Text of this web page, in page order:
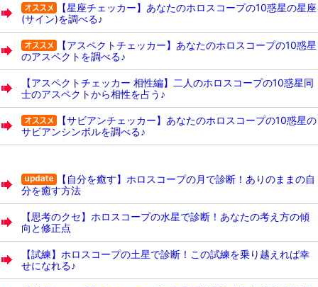
【星座チェッカー】あなたのホロスコープの10惑星の星座
(サイン)を調べる♪
【アスペクトチェッカー】あなたのホロスコープの10惑星
のアスペクトを調べる♪
【アスペクトチェッカー 相性編】二人のホロスコープの10惑星同
士のアスペクトから相性を占う♪
【サビアンチェッカー】あなたのホロスコープの10惑星の
サビアンシンボルを調べる♪
【自分を癒す】ホロスコープの月で診断！ありのままの自
分を癒す方法
【思考のクセ】ホロスコープの水星で診断！あなたの考え方の傾
向と修正点
【試練】ホロスコープの土星で診断！この試練を乗り越えれば幸
せになれる♪